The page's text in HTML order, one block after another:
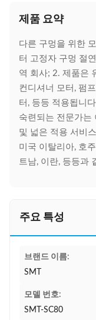
제품 요약
다른 구멍을 위한
터 고정자 구멍 절
역 회사; 2. 제품은
컨디셔너 모터, 펌
터, 등등 적용됩니
숙련되는 전문가는
및 넓은 적용 서비
미국 이탈리아, 호
트남, 이란, 등등과
주요 특성
브랜드 이름:
SMT
모델 번호:
SMT-SC80